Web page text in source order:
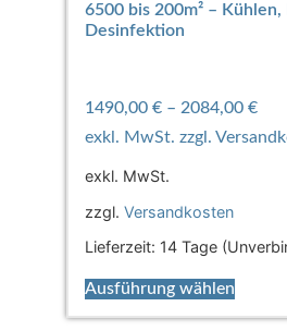
6500 bis 200m² –
Desinfektion
1490,00 €– 2084,00 €
exkl. MwSt.
zzgl. Versandkosten
Lieferzeit: 14 Tage
Ausführung wählen